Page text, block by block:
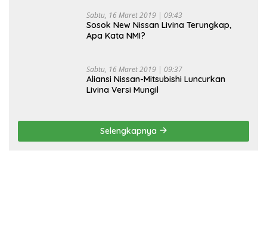
Sabtu, 16 Maret 2019 | 09:43
Sosok New Nissan Livina Terungkap,
Apa Kata NMI?
Sabtu, 16 Maret 2019 | 09:37
Aliansi Nissan-Mitsubishi Luncurkan
Livina Versi Mungil
Selengkapnya